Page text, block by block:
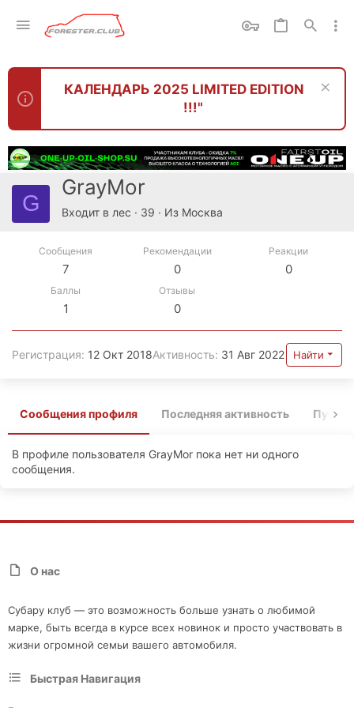
КАЛЕНДАРЬ 2025 LIMITED EDITION
!!!"
G
GrayMor
Входит в лес · 39 · Из Москва
Сообщения
7
Рекомендации
0
Реакции
0
Баллы
1
Отзывы
0
Регистрация 12 Окт 2018Активность 31 Авг 2022 Найти
Сообщения профиля Последняя активность
В профиле пользователя GrayMor пока нет ни одного
сообщения.
О нас
Субару клуб — это возможность больше узнать о любимой
марке, быть всегда в курсе всех новинок и просто участвовать в
жизни огромной семьи вашего автомобиля.
Быстрая Навигация